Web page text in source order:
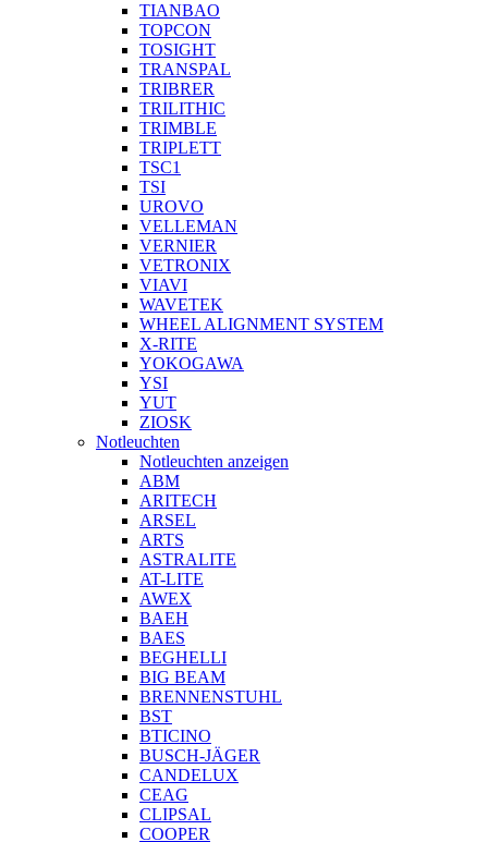
TIANBAO
TOPCON
TOSIGHT
TRANSPAL
TRIBRER
TRILITHIC
TRIMBLE
TRIPLETT
TSC1
TSI
UROVO
VELLEMAN
VERNIER
VETRONIX
VIAVI
WAVETEK
WHEEL ALIGNMENT SYSTEM
X-RITE
YOKOGAWA
YSI
YUT
ZIOSK
Notleuchten
Notleuchten anzeigen
ABM
ARITECH
ARSEL
ARTS
ASTRALITE
AT-LITE
AWEX
BAEH
BAES
BEGHELLI
BIG BEAM
BRENNENSTUHL
BST
BTICINO
BUSCH-JÄGER
CANDELUX
CEAG
CLIPSAL
COOPER